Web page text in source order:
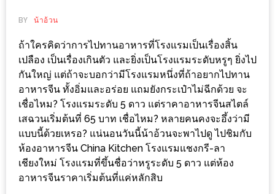
ร้าน
พ่อ
ค้า
แซ่บ
แม่ค้า
สวย
ร้าน
BY น้าอ้วน
ถ้าใครคิดว่าการไปทานอาหารที่โรงแรมเป็นเรื่องสิ้น
เปลือง เป็นเรื่องเกินตัว และยิ่งเป็นโรงแรมระดับหรูๆ ยิ่งไป
กันใหญ่ แต่ถ้าจะบอกว่ามีโรงแรมหนึ่งที่ถ้าอยากไปทาน
อาหารจีน ทั้งอิ่มและอร่อย แถมยังกระเป๋าไม่ฉีกด้วย จะ
เชื่อไหม? โรงแรมระดับ 5 ดาว แต่ราคาอาหารจีนสไตล์
เสฉวนเริ่มต้นที่ 65 บาท เชื่อไหม? หลายคนคงจะอึ้งว่ามี
แบบนี้ด้วยเหรอ? แน่นอนวันนี้น้าอ้วนจะพาไปดู ไปชิมกับ
ห้องอาหารจีน China Kitchen โรงแรมแชงกรี-ลา
เชียงใหม่ โรงแรมที่ขึ้นชื่อว่าหรูระดับ 5 ดาว แต่ห้อง
อาหารจีนราคาเริ่มต้นที่แค่หลักสิบ